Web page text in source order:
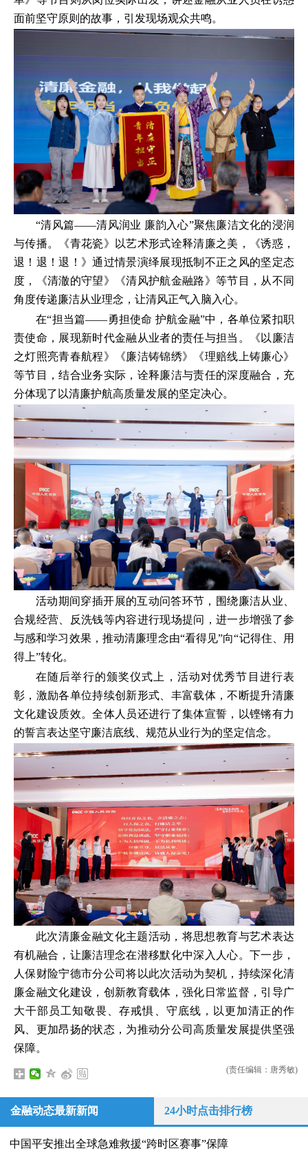
面前坚守原则的故事，引发现场观众共鸣。
“清风篇——清风润业 廉韵入心”聚焦廉洁文化的浸润
与传播。《青花瓷》以艺术形式诠释清廉之美，《诱惑，
退！退！退！》通过情景演绎展现抵制不正之风的坚定态
度，《清澈的守望》《清风护航金融路》等节目，从不同
角度传递廉洁从业理念，让清风正气入脑入心。
在“担当篇——勇担使命 护航金融”中，各单位紧扣职
责使命，展现新时代金融从业者的责任与担当。《以廉洁
之灯照亮青春航程》《廉洁铸锦绣》《理赔线上铸廉心》
等节目，结合业务实际，诠释廉洁与责任的深度融合，充
分体现了以清廉护航高质量发展的坚定决心。
活动期间穿插开展的互动问答环节，围绕廉洁从业、
合规经营、反洗钱等内容进行现场提问，进一步增强了参
与感和学习效果，推动清廉理念由“看得见”向“记得住、用
得上”转化。
在随后举行的颁奖仪式上，活动对优秀节目进行表
彰，激励各单位持续创新形式、丰富载体，不断提升清廉
文化建设质效。全体人员还进行了集体宣誓，以铿锵有力
的誓言表达坚守廉洁底线、规范从业行为的坚定信念。
此次清廉金融文化主题活动，将思想教育与艺术表达
有机融合，让廉洁理念在潜移默化中深入人心。下一步，
人保财险宁德市分公司将以此次活动为契机，持续深化清
廉金融文化建设，创新教育载体，强化日常监督，引导广
大干部员工知敬畏、存戒惧、守底线，以更加清正的作
风、更加昂扬的状态，为推动分公司高质量发展提供坚强
保障。
(责任编辑：唐秀敏)
金融动态最新新闻 24小时点击排行榜
中国平安推出全球急难救援“跨时区赛事”保障